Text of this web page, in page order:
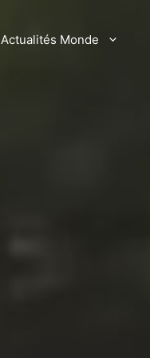
Actualités Monde